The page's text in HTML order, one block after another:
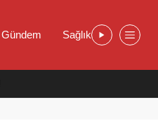
Gündem Sağlık